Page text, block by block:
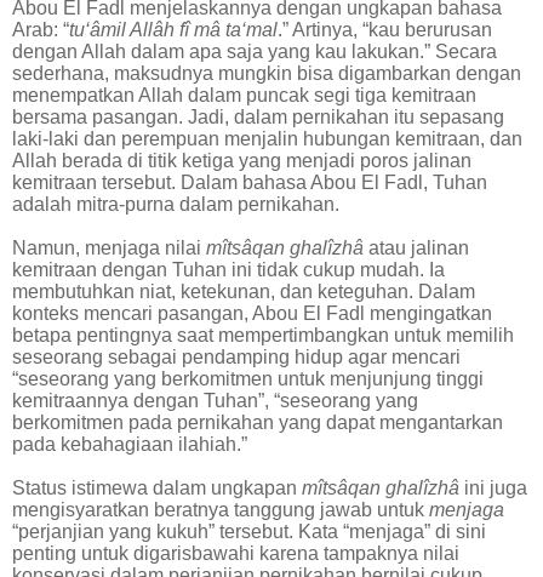
Abou El Fadl menjelaskannya dengan ungkapan bahasa
Arab: “tu‘âmil Allâh fî mâ ta‘mal.” Artinya, “kau berurusan
dengan Allah dalam apa saja yang kau lakukan.” Secara
sederhana, maksudnya mungkin bisa digambarkan dengan
menempatkan Allah dalam puncak segi tiga kemitraan
bersama pasangan. Jadi, dalam pernikahan itu sepasang
laki-laki dan perempuan menjalin hubungan kemitraan, dan
Allah berada di titik ketiga yang menjadi poros jalinan
kemitraan tersebut. Dalam bahasa Abou El Fadl, Tuhan
adalah mitra-purna dalam pernikahan.
Namun, menjaga nilai mîtsâqan ghalîzhâ atau jalinan
kemitraan dengan Tuhan ini tidak cukup mudah. Ia
membutuhkan niat, ketekunan, dan keteguhan. Dalam
konteks mencari pasangan, Abou El Fadl mengingatkan
betapa pentingnya saat mempertimbangkan untuk memilih
seseorang sebagai pendamping hidup agar mencari
“seseorang yang berkomitmen untuk menjunjung tinggi
kemitraannya dengan Tuhan”, “seseorang yang
berkomitmen pada pernikahan yang dapat mengantarkan
pada kebahagiaan ilahiah.”
Status istimewa dalam ungkapan mîtsâqan ghalîzhâ ini juga
mengisyaratkan beratnya tanggung jawab untuk menjaga
“perjanjian yang kukuh” tersebut. Kata “menjaga” di sini
penting untuk digarisbawahi karena tampaknya nilai